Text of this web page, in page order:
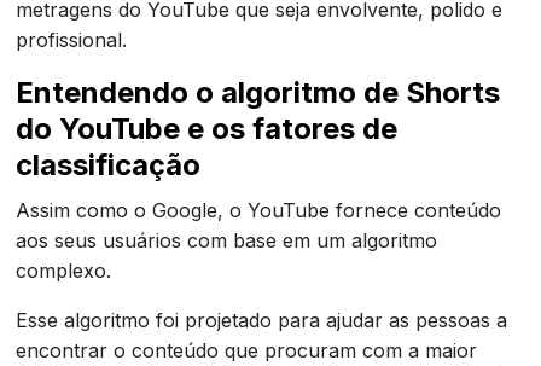
metragens do YouTube que seja envolvente, polido e
profissional.
Entendendo o algoritmo de Shorts
do YouTube e os fatores de
classificação
Assim como o Google, o YouTube fornece conteúdo
aos seus usuários com base em um algoritmo
complexo.
Esse algoritmo foi projetado para ajudar as pessoas a
encontrar o conteúdo que procuram com a maior